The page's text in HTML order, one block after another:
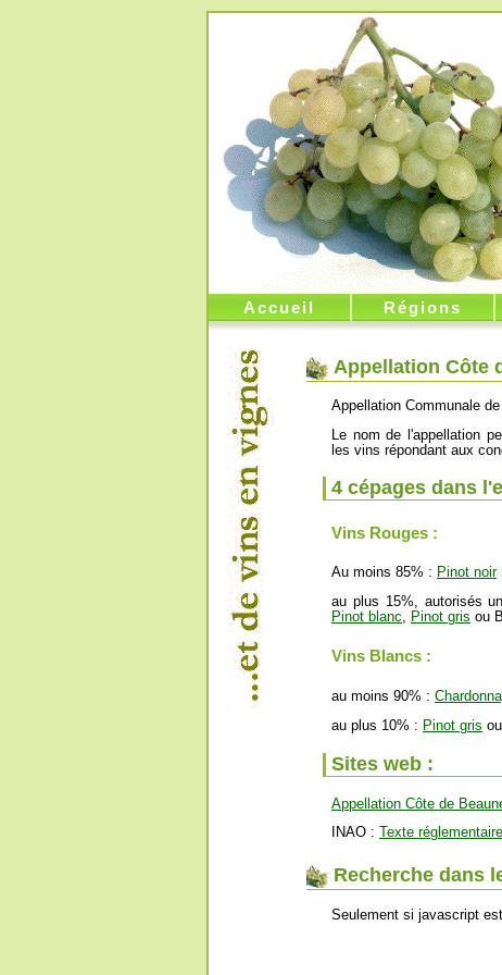
Accueil Régions
Appellation Côte
Appellation Communale de
Le nom de l'appellation
les vins répondant aux
4 cépages dans
Vins Rouges :
Au moins 85% : Pinot noir
au plus 15%, autorisés
Pinot blanc, Pinot gris ou
Vins Blancs :
au moins 90% :
au plus 10% : Pinot gris
Sites web :
Appellation Côte de
INAO : Texte
Recherche dans
Seulement si javascript